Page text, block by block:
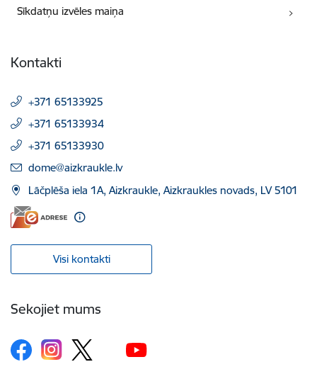
Sīkdatņu izvēles maiņa
Kontakti
+371 65133925
+371 65133934
+371 65133930
E-pasts:
dome@aizkraukle.lv
Lāčplēša iela 1A, Aizkraukle, Aizkraukles novads, LV 5101
Visi kontakti
Sekojiet mums